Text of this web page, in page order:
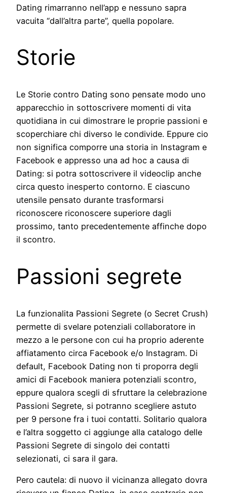
Dating rimarranno nell’app e nessuno sapra
vacuita “dall’altra parte”, quella popolare.
Storie
Le Storie contro Dating sono pensate modo uno
apparecchio in sottoscrivere momenti di vita
quotidiana in cui dimostrare le proprie passioni e
scoperchiare chi diverso le condivide. Eppure cio
non significa comporre una storia in Instagram e
Facebook e appresso una ad hoc a causa di
Dating: si potra sottoscrivere il videoclip anche
circa questo inesperto contorno. E ciascuno
utensile pensato durante trasformarsi
riconoscere riconoscere superiore dagli
prossimo, tanto precedentemente affinche dopo
il scontro.
Passioni segrete
La funzionalita Passioni Segrete (o Secret Crush)
permette di svelare potenziali collaboratore in
mezzo a le persone con cui ha proprio aderente
affiatamento circa Facebook e/o Instagram. Di
default, Facebook Dating non ti proporra degli
amici di Facebook maniera potenziali scontro,
eppure qualora scegli di sfruttare la celebrazione
Passioni Segrete, si potranno scegliere astuto
per 9 persone fra i tuoi contatti. Solitario qualora
e l’altra soggetto ci aggiunge alla catalogo delle
Passioni Segrete di singolo dei contatti
selezionati, ci sara il gara.
Pero cautela: di nuovo il vicinanza allegato dovra